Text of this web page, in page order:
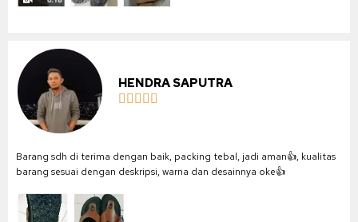
HENDRA SAPUTRA
    
Barang sdh di terima dengan baik, packing tebal, jadi aman👍, kualitas
barang sesuai dengan deskripsi, warna dan desainnya oke👍